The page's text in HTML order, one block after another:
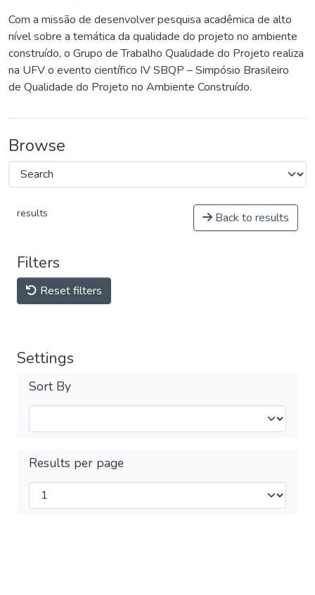
Com a missão de desenvolver pesquisa acadêmica de alto
nível sobre a temática da qualidade do projeto no ambiente
construído, o Grupo de Trabalho Qualidade do Projeto realiza
na UFV o evento científico IV SBQP – Simpósio Brasileiro
de Qualidade do Projeto no Ambiente Construído.
Browse
results Back to results
Filters
Reset filters
Settings
Sort By
Results per page